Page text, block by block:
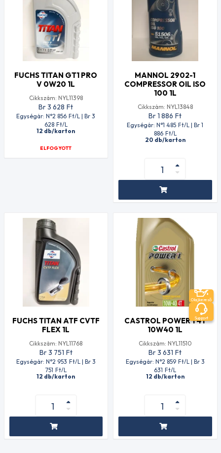
FUCHS TITAN GT1 PRO
V 0W20 1L
Cikkszám: NYL11398
Br 3 628 Ft
Egységár: N°2 856 Ft/L | Br 3
628 Ft/L
12 db/karton
ELFOGYOTT
MANNOL 2902-1
COMPRESSOR OIL ISO
100 1L
Cikkszám: NYL13848
Br 1 886 Ft
Egységár: N°1 485 Ft/L | Br 1
886 Ft/L
20 db/karton
FUCHS TITAN ATF CVTF
FLEX 1L
Cikkszám: NYL11768
Br 3 751 Ft
Egységár: N°2 953 Ft/L | Br 3
751 Ft/L
12 db/karton
CASTROL POWER 1 4T
10W40 1L
Cikkszám: NYL11510
Br 3 631 Ft
Egységár: N°2 859 Ft/L | Br 3
631 Ft/L
12 db/karton
Olajkereső
Support